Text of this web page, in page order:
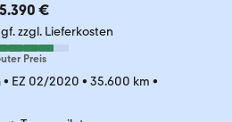
€
zzgl. Lieferkosten
Preis
• EZ 02/2020 • 35.600 km •